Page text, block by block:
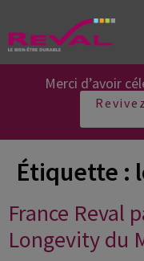
Merci d’avoir
Étiquette :
France Reval
Longevity du